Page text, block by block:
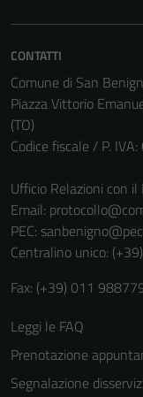
CONTATTI
Comune di San
Piazza Vittorio
(TO)
Codice fiscale / P.
Ufficio Relazioni con il
Email:
PEC:
Centralino unico:
Fax: (+39) 011
Leggi le FAQ
Prenotazione
Segnalazione